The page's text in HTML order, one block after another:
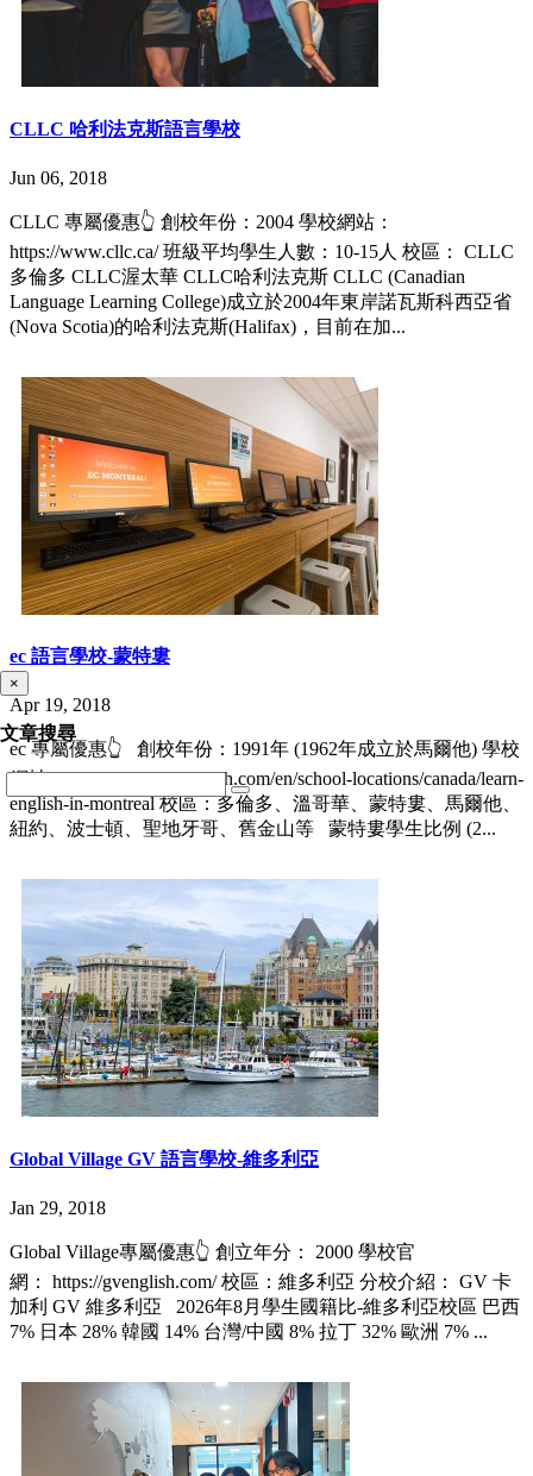
CLLC 哈利法克斯語言學校
Jun 06, 2018
CLLC 專屬優惠👆 創校年份：2004 學校網站：
https://www.cllc.ca/ 班級平均學生人數：10-15人 校區： CLLC
多倫多 CLLC渥太華 CLLC哈利法克斯 CLLC (Canadian
Language Learning College)成立於2004年東岸諾瓦斯科西亞省
(Nova Scotia)的哈利法克斯(Halifax)，目前在加...
ec 語言學校-蒙特婁
Apr 19, 2018
ec 專屬優惠👆 創校年份：1991年 (1962年成立於馬爾他) 學校
網址：https://www.ecenglish.com/en/school-locations/canada/learn-
english-in-montreal 校區：多倫多、溫哥華、蒙特婁、馬爾他、
紐約、波士頓、聖地牙哥、舊金山等 蒙特婁學生比例 (2...
Global Village GV 語言學校-維多利亞
Jan 29, 2018
Global Village專屬優惠👆 創立年分： 2000 學校官
網： https://gvenglish.com/ 校區：維多利亞 分校介紹： GV 卡
加利 GV 維多利亞 2026年8月學生國籍比-維多利亞校區 巴西
7% 日本 28% 韓國 14% 台灣/中國 8% 拉丁 32% 歐洲 7% ...
×
文章搜尋